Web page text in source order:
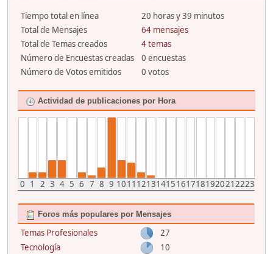
Tiempo total en línea
20 horas y 39 minutos
Total de Mensajes
64 mensajes
Total de Temas creados
4 temas
Número de Encuestas creadas
0 encuestas
Número de Votos emitidos
0 votos
Actividad de publicaciones por Hora
0 1 2 3 4 5 6 7 8 9 1011 121314151617181920212223
Foros más populares por Mensajes
Temas Profesionales
27
Tecnología
10